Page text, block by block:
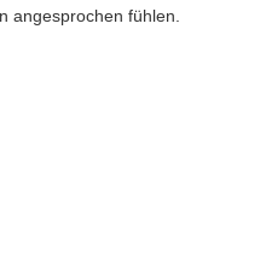
angesprochen fühlen.